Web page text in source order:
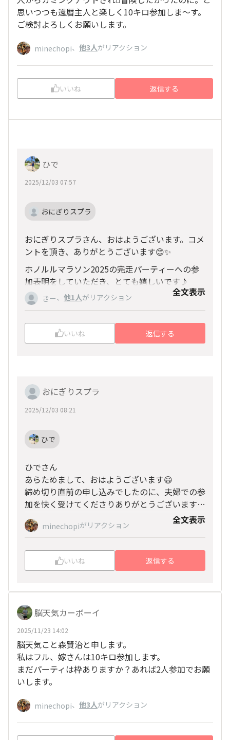
思いつつも還暦主人と楽しく10キロ参加しま〜す。
ご検討よろしくお願いします。
minechopi、 他3人がリアクション
いいね 返信する
ひで
2025/12/03 07:57
おにぎりスプラ
おにぎりスプラさん、おはようございます。コメ
ントを頂き、ありがとうございます😊✨
ホノルルマラソン2025の完走パーティーへの参
加表明をしていただき、とても嬉しいです♪
実は旦那様もこっそり申込みされていたとのこ
と、とても微笑ましいですねー！私も、今年は妻
と一緒に10Kに参加します。
旦那様とお二人で完走パーティーに参加希望との
https://ohana.honolulumarathon.jp/chats/drom
rhmb7v94wvb9
よろしければ、下記「ひで」のLINE・IDを登録
いただけると助かります🙇✨
ホノルルマラソンOHANAが100名以上（ご夫婦
でカウントすれば110名以上！）のグループLINE
がありますので、ご招待いたしますね。
完走パーティーだけでなく、ホノルルマラソン＆
ハワイ関連の情報等を共有しているグループにな
ります。
ご面倒をお掛けしますが、ご検討の程、よろしく
お願いいたします🙇✨
きー、 他1人がリアクション 全文表示
いいね 返信する
おにぎりスプラ
2025/12/03 08:21
ひで
ひでさん
あらためまして、おはようございます😃
締め切り直前の申し込みでしたのに、夫婦での参
加を快く受けてくださりありがとうございます！
また、早朝からの問い合わせにもご丁寧に返信く
ださり、ありがとうございます！😌
当日を楽しみにしております😊
ラインこれから登録します😌
minechopiがリアクション 全文表示
いいね 返信する
脳天気カーボーイ
2025/11/23 14:02
脳天気こと森賢治と申します。
私はフル、嫁さんは10キロ参加します。
まだパーティは枠ありますか？あれば2人参加でお願
いします。
minechopi、 他3人がリアクション